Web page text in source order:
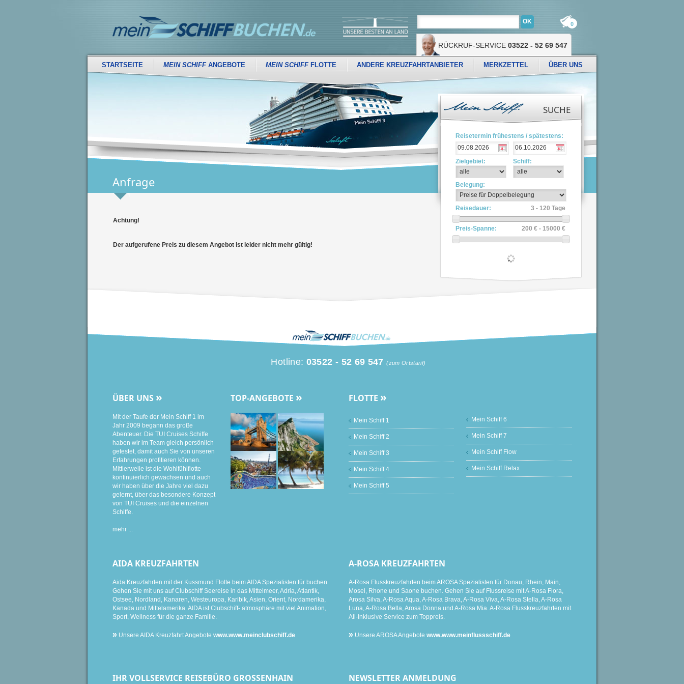
0
RÜCKRUF-SERVICE 03522 - 52 69 547
STARTSEITE MEIN SCHIFFANGEBOTE MEIN SCHIFFFLOTTE ANDERE KREUZFAHRTANBIETER MERKZETTEL ÜBER UNS
SUCHE
Reisetermin frühestens / spätestens:
Zielgebiet: Schiff:
Belegung:
Reisedauer: 3 - 120 Tage
Preis-Spanne: 200 € - 15000 €
Anfrage
Achtung!
Der aufgerufene Preis zu diesem Angebot ist leider nicht mehr gültig!
Hotline: 03522 - 52 69 547 (zum Ortstarif)
ÜBER UNS »
Mit der Taufe der Mein Schiff 1 im
Jahr 2009 begann das große
Abenteuer. Die TUI Cruises Schiffe
haben wir im Team gleich persönlich
getestet, damit auch Sie von unseren
Erfahrungen profitieren können.
Mittlerweile ist die Wohlfühlflotte
kontinuierlich gewachsen und auch
wir haben über die Jahre viel dazu
gelernt, über das besondere Konzept
von TUI Cruises und die einzelnen
Schiffe.
mehr ...
TOP-ANGEBOTE » FLOTTE »
Mein Schiff 1
Mein Schiff 2
Mein Schiff 3
Mein Schiff 4
Mein Schiff 5
Mein Schiff 6
Mein Schiff 7
Mein Schiff Flow
Mein Schiff Relax
AIDA KREUZFAHRTEN
Aida Kreuzfahrten mit der Kussmund Flotte beim AIDA Spezialisten für buchen.
Gehen Sie mit uns auf Clubschiff Seereise in das Mittelmeer, Adria, Atlantik,
Ostsee, Nordland, Kanaren, Westeuropa, Karibik, Asien, Orient, Nordamerika,
Kanada und Mittelamerika. AIDA ist Clubschiff- atmosphäre mit viel Animation,
Sport, Wellness für die ganze Familie.
» Unsere AIDA Kreuzfahrt Angebote www.www.meinclubschiff.de
A-ROSA KREUZFAHRTEN
A-Rosa Flusskreuzfahrten beim AROSA Spezialisten für Donau, Rhein, Main,
Mosel, Rhone und Saone buchen. Gehen Sie auf Flussreise mit A-Rosa Flora,
Arosa Silva, A-Rosa Aqua, A-Rosa Brava, A-Rosa Viva, A-Rosa Stella, A-Rosa
Luna, A-Rosa Bella, Arosa Donna und A-Rosa Mia. A-Rosa Flusskreuzfahrten mit
All-Inklusive Service zum Toppreis.
» Unsere AROSA Angebote www.www.meinflussschiff.de
IHR VOLLSERVICE REISEBÜRO GROSSENHAIN NEWSLETTER ANMELDUNG